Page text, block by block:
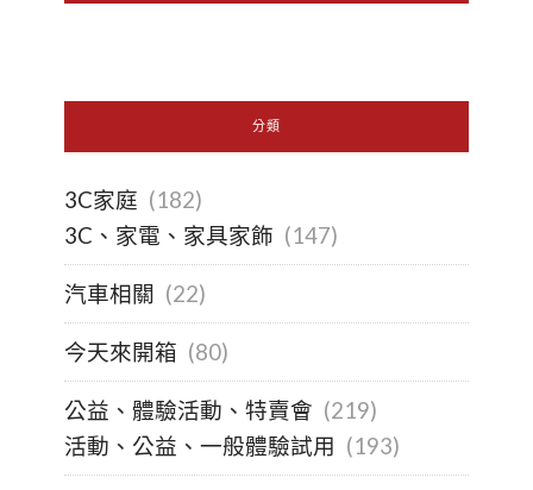
分類
3C家庭 (182)
3C、家電、家具家飾 (147)
汽車相關 (22)
今天來開箱 (80)
公益、體驗活動、特賣會 (219)
活動、公益、一般體驗試用 (193)